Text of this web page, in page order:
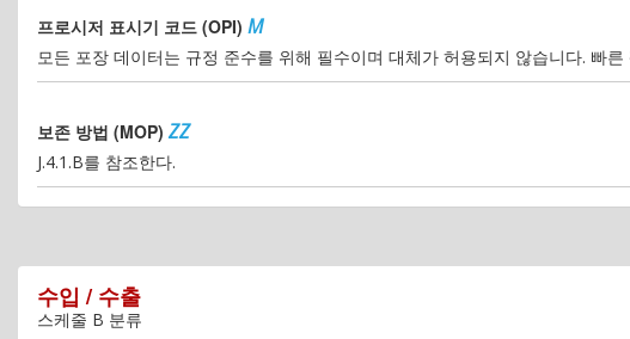
프로시저 표시기 코드 (OPI) M
모든 포장 데이터는 규정 준수를 위해 필수이며 대체가 허용되지 않습니다. 빠
보존 방법 (MOP)ZZ
J.4.1.B를 참조한다.
수입 / 수출
스케줄 B 분류